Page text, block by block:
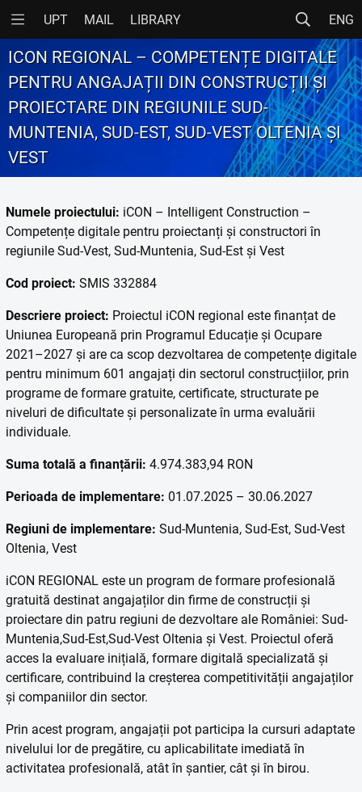
UPT MAIL LIBRARY ENG
ICON REGIONAL – COMPETENȚE DIGITALE
PENTRU ANGAJAȚII DIN CONSTRUCȚII ȘI
PROIECTARE DIN REGIUNILE SUD-
MUNTENIA, SUD-EST, SUD-VEST OLTENIA ȘI
VEST
Numele proiectului: iCON – Intelligent Construction –
Competențe digitale pentru proiectanți și constructori în
regiunile Sud-Vest, Sud-Muntenia, Sud-Est și Vest
Cod proiect: SMIS 332884
Descriere proiect: Proiectul iCON regional este finanțat de
Uniunea Europeană prin Programul Educație și Ocupare
2021–2027 și are ca scop dezvoltarea de competențe digitale
pentru minimum 601 angajați din sectorul construcțiilor, prin
programe de formare gratuite, certificate, structurate pe
niveluri de dificultate și personalizate în urma evaluării
individuale.
Suma totală a finanțării: 4.974.383,94 RON
Perioada de implementare: 01.07.2025 – 30.06.2027
Regiuni de implementare: Sud-Muntenia, Sud-Est, Sud-Vest
Oltenia, Vest
iCON REGIONAL este un program de formare profesională
gratuită destinat angajaților din firme de construcții și
proiectare din patru regiuni de dezvoltare ale României: Sud-
Muntenia,Sud-Est,Sud-Vest Oltenia și Vest. Proiectul oferă
acces la evaluare inițială, formare digitală specializată și
certificare, contribuind la creșterea competitivității angajaților
și companiilor din sector.
Prin acest program, angajații pot participa la cursuri adaptate
nivelului lor de pregătire, cu aplicabilitate imediată în
activitatea profesională, atât în șantier, cât și în birou.